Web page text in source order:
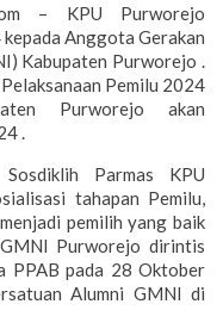
– KPU Purworejo
Anggota Gerakan
Kabupaten Purworejo .
Pemilu 2024
Purworejo akan
.
Parmas KPU
tahapan Pemilu,
pemilih yang baik
Purworejo dirintis
PPAB pada 28 Oktober
Alumni GMNI di